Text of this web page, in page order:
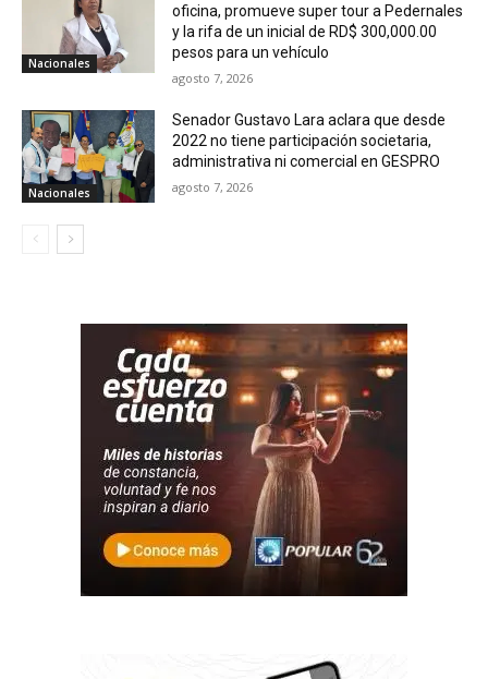
Nacionales
oficina, promueve super tour a Pedernales
y la rifa de un inicial de RD$ 300,000.00
pesos para un vehículo
agosto 7, 2026
Nacionales
Senador Gustavo Lara aclara que desde
2022 no tiene participación societaria,
administrativa ni comercial en GESPRO
agosto 7, 2026